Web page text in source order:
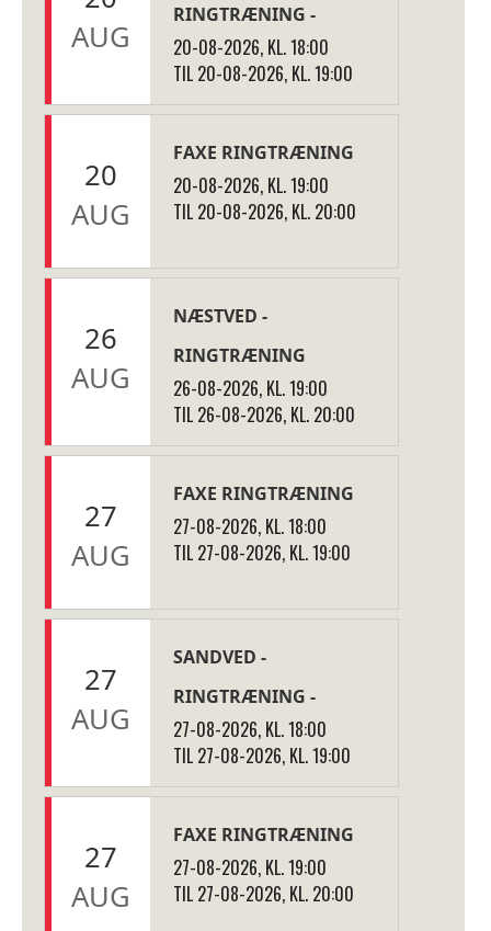
AUG
RINGTRÆNING -
20-08-2026, KL. 18:00
TIL 20-08-2026, KL. 19:00
20
AUG
FAXE RINGTRÆNING
20-08-2026, KL. 19:00
TIL 20-08-2026, KL. 20:00
26
AUG
NÆSTVED -
RINGTRÆNING
26-08-2026, KL. 19:00
TIL 26-08-2026, KL. 20:00
27
AUG
FAXE RINGTRÆNING
27-08-2026, KL. 18:00
TIL 27-08-2026, KL. 19:00
27
AUG
SANDVED -
RINGTRÆNING -
27-08-2026, KL. 18:00
TIL 27-08-2026, KL. 19:00
27
AUG
FAXE RINGTRÆNING
27-08-2026, KL. 19:00
TIL 27-08-2026, KL. 20:00